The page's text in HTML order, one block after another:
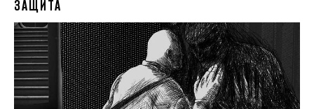
ЗАЩИТА